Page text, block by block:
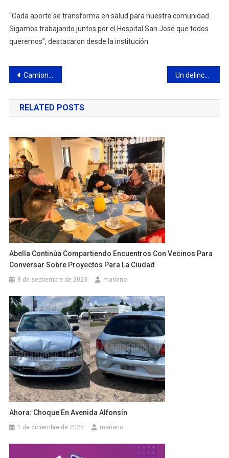
“Cada aporte se transforma en salud para nuestra comunidad.
Sigamos trabajando juntos por el Hospital San José que todos
queremos”, destacaron desde la institución.
Navegación
de
entradas
Camioneros realizó una olla popular en el barrio San Cayetano
RELATED POSTS
Abella Continúa Compartiendo Encuentros Con Vecinos Para
Conversar Sobre Proyectos Para La Ciudad
8 de septiembre de 2023 mariano
Ahora: Choque En Avenida Alfonsín
1 de diciembre de 2025 mariano